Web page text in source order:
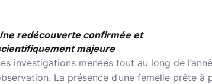
redécouverte confirmée et
majeure
investigations menées tout au long de
La présence d’une femelle prête